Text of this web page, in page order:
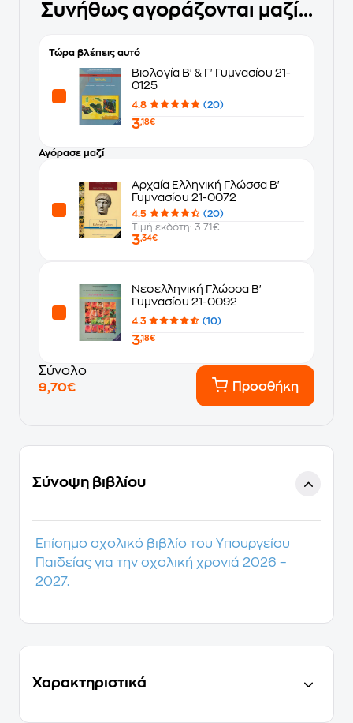
Συνήθως αγοράζονται μαζί...
Τώρα βλέπεις αυτό
Βιολογία Β' & Γ' Γυμνασίου 21-
0125
4.8 (20)
3,18€
Αγόρασε μαζί
Αρχαία Ελληνική Γλώσσα Β'
Γυμνασίου 21-0072
4.5
(20)
Τιμή εκδότη: 3.71€
3,34€
Νεοελληνική Γλώσσα Β'
Γυμνασίου 21-0092
4.3 (10)
3,18€
Σύνολο
9,70€
Προσθήκη
Σύνοψη βιβλίου
Επίσημο σχολικό βιβλίο του Υπουργείου
Παιδείας για την σχολική χρονιά 2026 –
2027.
Χαρακτηριστικά